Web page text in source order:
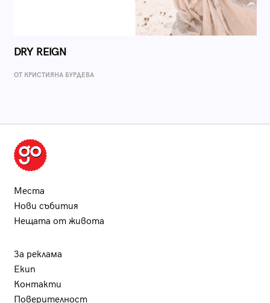
DRY REIGN
ОТ КРИСТИЯНА БУРДЕВА
Места
Нови събития
Нещата от живота
За реклама
Екип
Контакти
Поверителност